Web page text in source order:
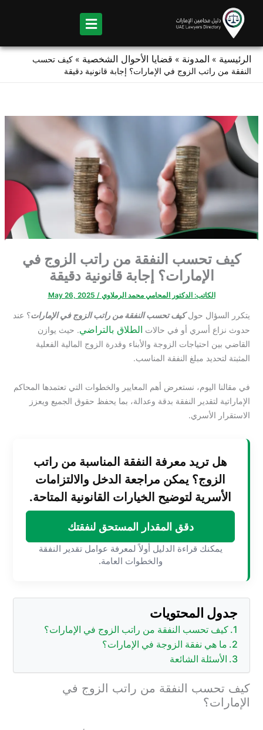
content
الرئيسية » المدونة » قضايا الأحوال الشخصية » كيف تحسب
النفقة من راتب الزوج في الإمارات؟ إجابة قانونية دقيقة
كيف تحسب النفقة من راتب الزوج في
الإمارات؟ إجابة قانونية دقيقة
الكاتب: الدكتور المحامي محمد الرملاوي/
May 26, 2025
يتكرر السؤال حولكيف تحسب النفقة من راتب الزوج في الإمارات؟ عند
حدوث نزاع أسري أو في حالات الطلاق بالتراضي. حيث يوازن
القاضي بين احتياجات الزوجة والأبناء وقدرة الزوج المالية الفعلية
المثبتة لتحديد مبلغ النفقة المناسب.
في مقالنا اليوم، نستعرض أهم المعايير والخطوات التي تعتمدها المحاكم
الإماراتية لتقدير النفقة بدقة وعدالة، بما يحفظ حقوق الجميع ويعزز
الاستقرار الأسري.
هل تريد معرفة النفقة المناسبة من راتب
الزوج؟ يمكن مراجعة الدخل والالتزامات
الأسرية لتوضيح الخيارات القانونية المتاحة.
دقق المقدار المستحق لنفقتك
يمكنك قراءة الدليل أولاً لمعرفة عوامل تقدير النفقة
والخطوات العامة.
جدول المحتويات
كيف تحسب النفقة من راتب الزوج في الإمارات؟
ما هي نفقة الزوجة في الإمارات؟
الأسئلة الشائعة
كيف تحسب النفقة من راتب الزوج في
الإمارات؟